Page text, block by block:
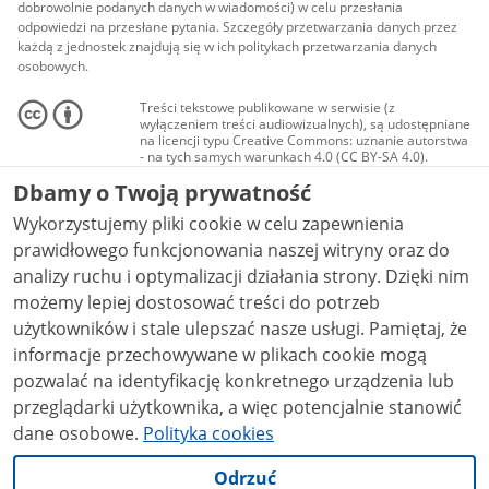
dobrowolnie podanych danych w wiadomości) w celu przesłania
odpowiedzi na przesłane pytania. Szczegóły przetwarzania danych przez
każdą z jednostek znajdują się w ich politykach przetwarzania danych
osobowych.
Treści tekstowe publikowane w serwisie (z
wyłączeniem treści audiowizualnych), są udostępniane
na licencji typu Creative Commons: uznanie autorstwa
- na tych samych warunkach 4.0 (CC BY-SA 4.0).
Materiały audiowizualne, w tym zdjęcia, materiały
audio i wideo, są udostępniane na licencji typu
Creative Commons: uznanie autorstwa użycie
niekomercyjne - bez utworów zależnych 4.0 (CC BY-
NC-ND 4.0), o ile nie jest to stwierdzone inaczej.
Dbamy o Twoją prywatność
Wykorzystujemy pliki cookie w celu zapewnienia
prawidłowego funkcjonowania naszej witryny oraz do
analizy ruchu i optymalizacji działania strony. Dzięki nim
możemy lepiej dostosować treści do potrzeb
użytkowników i stale ulepszać nasze usługi. Pamiętaj, że
informacje przechowywane w plikach cookie mogą
pozwalać na identyfikację konkretnego urządzenia lub
przeglądarki użytkownika, a więc potencjalnie stanowić
dane osobowe. Polityka cookies
Odrzuć